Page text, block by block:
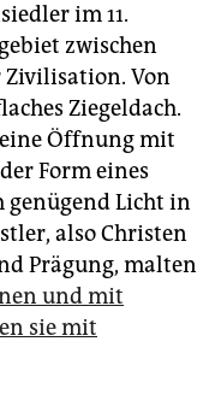
im 11.
zwischen
Von
Ziegeldach.
Öffnung mit
Form eines
genügend Licht in
also Christen
Prägung, malten
und mit
sie mit